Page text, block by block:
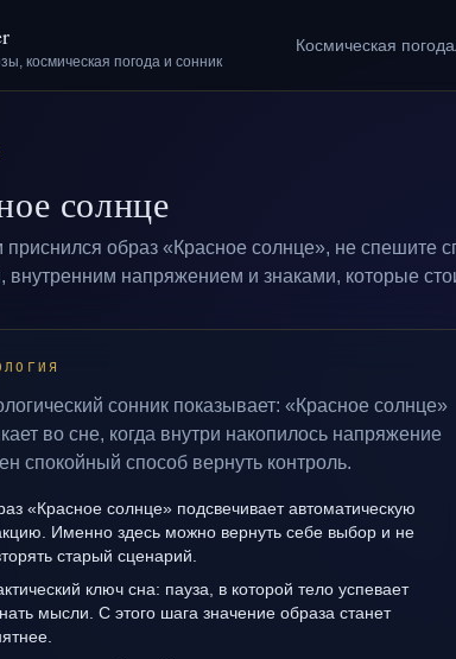
космическая погода и сонник
Космическая погода
солнце
приснился образ «Красное солнце», не спешите
напряжением и знаками, которые
сонник показывает: «Красное солнце»
во сне, когда внутри накопилось напряжение
спокойный способ вернуть контроль.
«Красное солнце» подсвечивает автоматическую
Именно здесь можно вернуть себе выбор и не
старый сценарий.
ключ сна: пауза, в которой тело успевает
мысли. С этого шага значение образа станет